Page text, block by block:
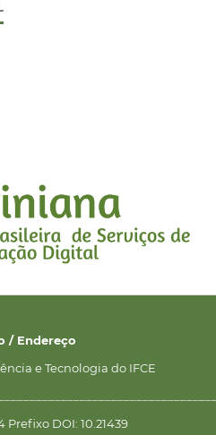
/ Endereço
e Tecnologia do IFCE
Prefixo DOI: 10.21439